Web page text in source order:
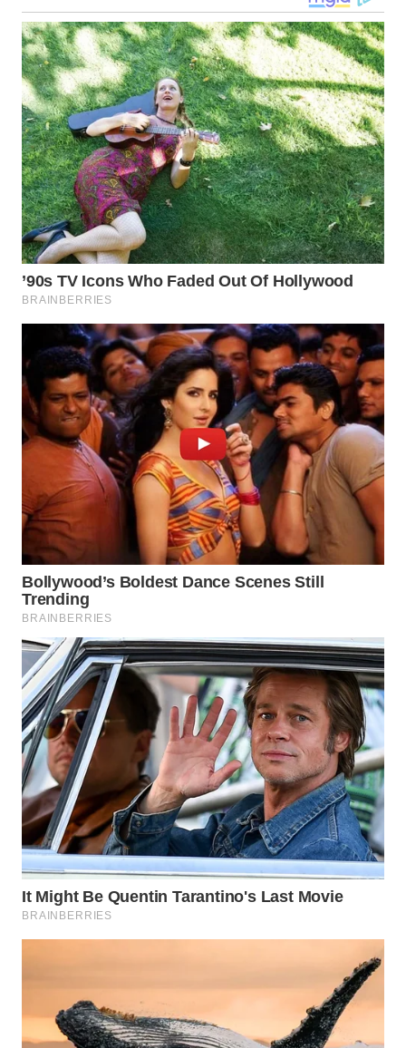
SULTRA
WN
NTB
WN
SULTENG
WN
SULBAR
WN
BABEL
SUMBAR
WN
SUMSEL
WN
BENGKULU
WN
LAMPUNG
WN
JATENG
WN
NUSANTARA
WN
JOGJA
WN
JATIM
WN
BALI
WN
WN
KALTENG